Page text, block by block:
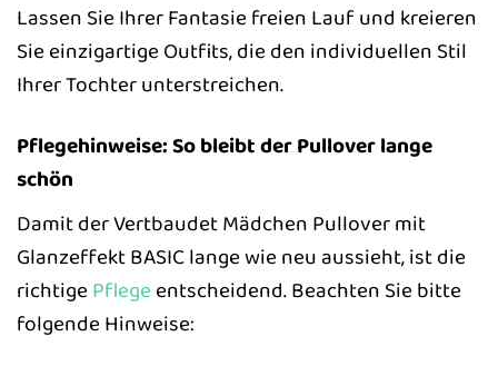
Lassen Sie Ihrer Fantasie freien Lauf und kreieren
Sie einzigartige Outfits, die den individuellen Stil
Ihrer Tochter unterstreichen.
Pflegehinweise: So bleibt der Pullover lange
schön
Damit der Vertbaudet Mädchen Pullover mit
Glanzeffekt BASIC lange wie neu aussieht, ist die
richtigePflege entscheidend. Beachten Sie bitte
folgende Hinweise: